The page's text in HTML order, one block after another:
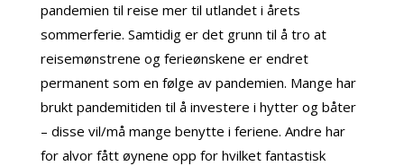
pandemien til reise mer til utlandet i årets
sommerferie. Samtidig er det grunn til å tro at
reisemønstrene og ferieønskene er endret
permanent som en følge av pandemien. Mange har
brukt pandemitiden til å investere i hytter og båter
– disse vil/må mange benytte i feriene. Andre har
for alvor fått øynene opp for hvilket fantastisk